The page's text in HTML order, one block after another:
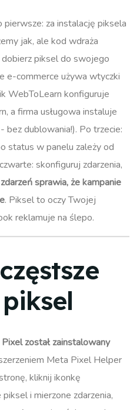
pierwsze: za instalację piksela
jak, ale kod wdraża
dobierz piksel do swojego
e-commerce używa wtyczki
WebToLearn konfiguruje
a firma usługowa instaluje
dublowania!). Po trzecie:
status w panelu zależy od
skonfiguruj zdarzenia,
sprawia, że kampanie
. Piksel to oczy Twojej
reklamuje na ślepo.
został zainstalowany
Meta Pixel Helper
kliknij ikonkę
i mierzone zdarzenia,